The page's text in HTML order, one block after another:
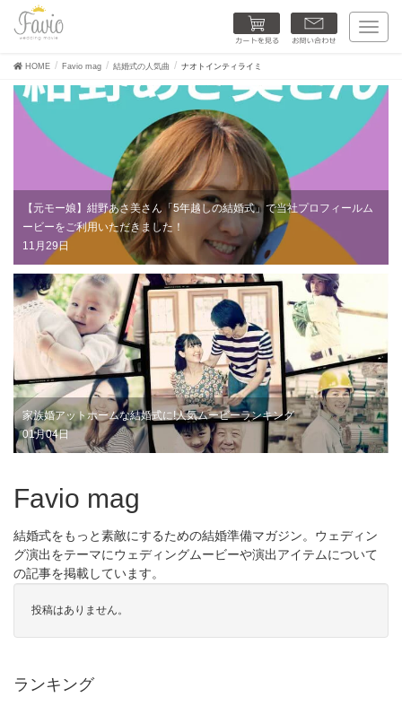
T
o
l
n
t
お問い合わせ
カートを見る
HOME Favio mag 結婚式の人気曲 ナオトインティライミ
【元モー娘】紺野あさ美さん「5年越しの結婚式」で当社プロフィールム
ービーをご利用いただきました！
11月29日
家族婚アットホームな結婚式に!人気ムービーランキング
01月04日
Favio mag
結婚式をもっと素敵にするための結婚準備マガジン。ウェディン
グ演出をテーマにウェディングムービーや演出アイテムについて
の記事を掲載しています。
投稿はありません。
ランキング